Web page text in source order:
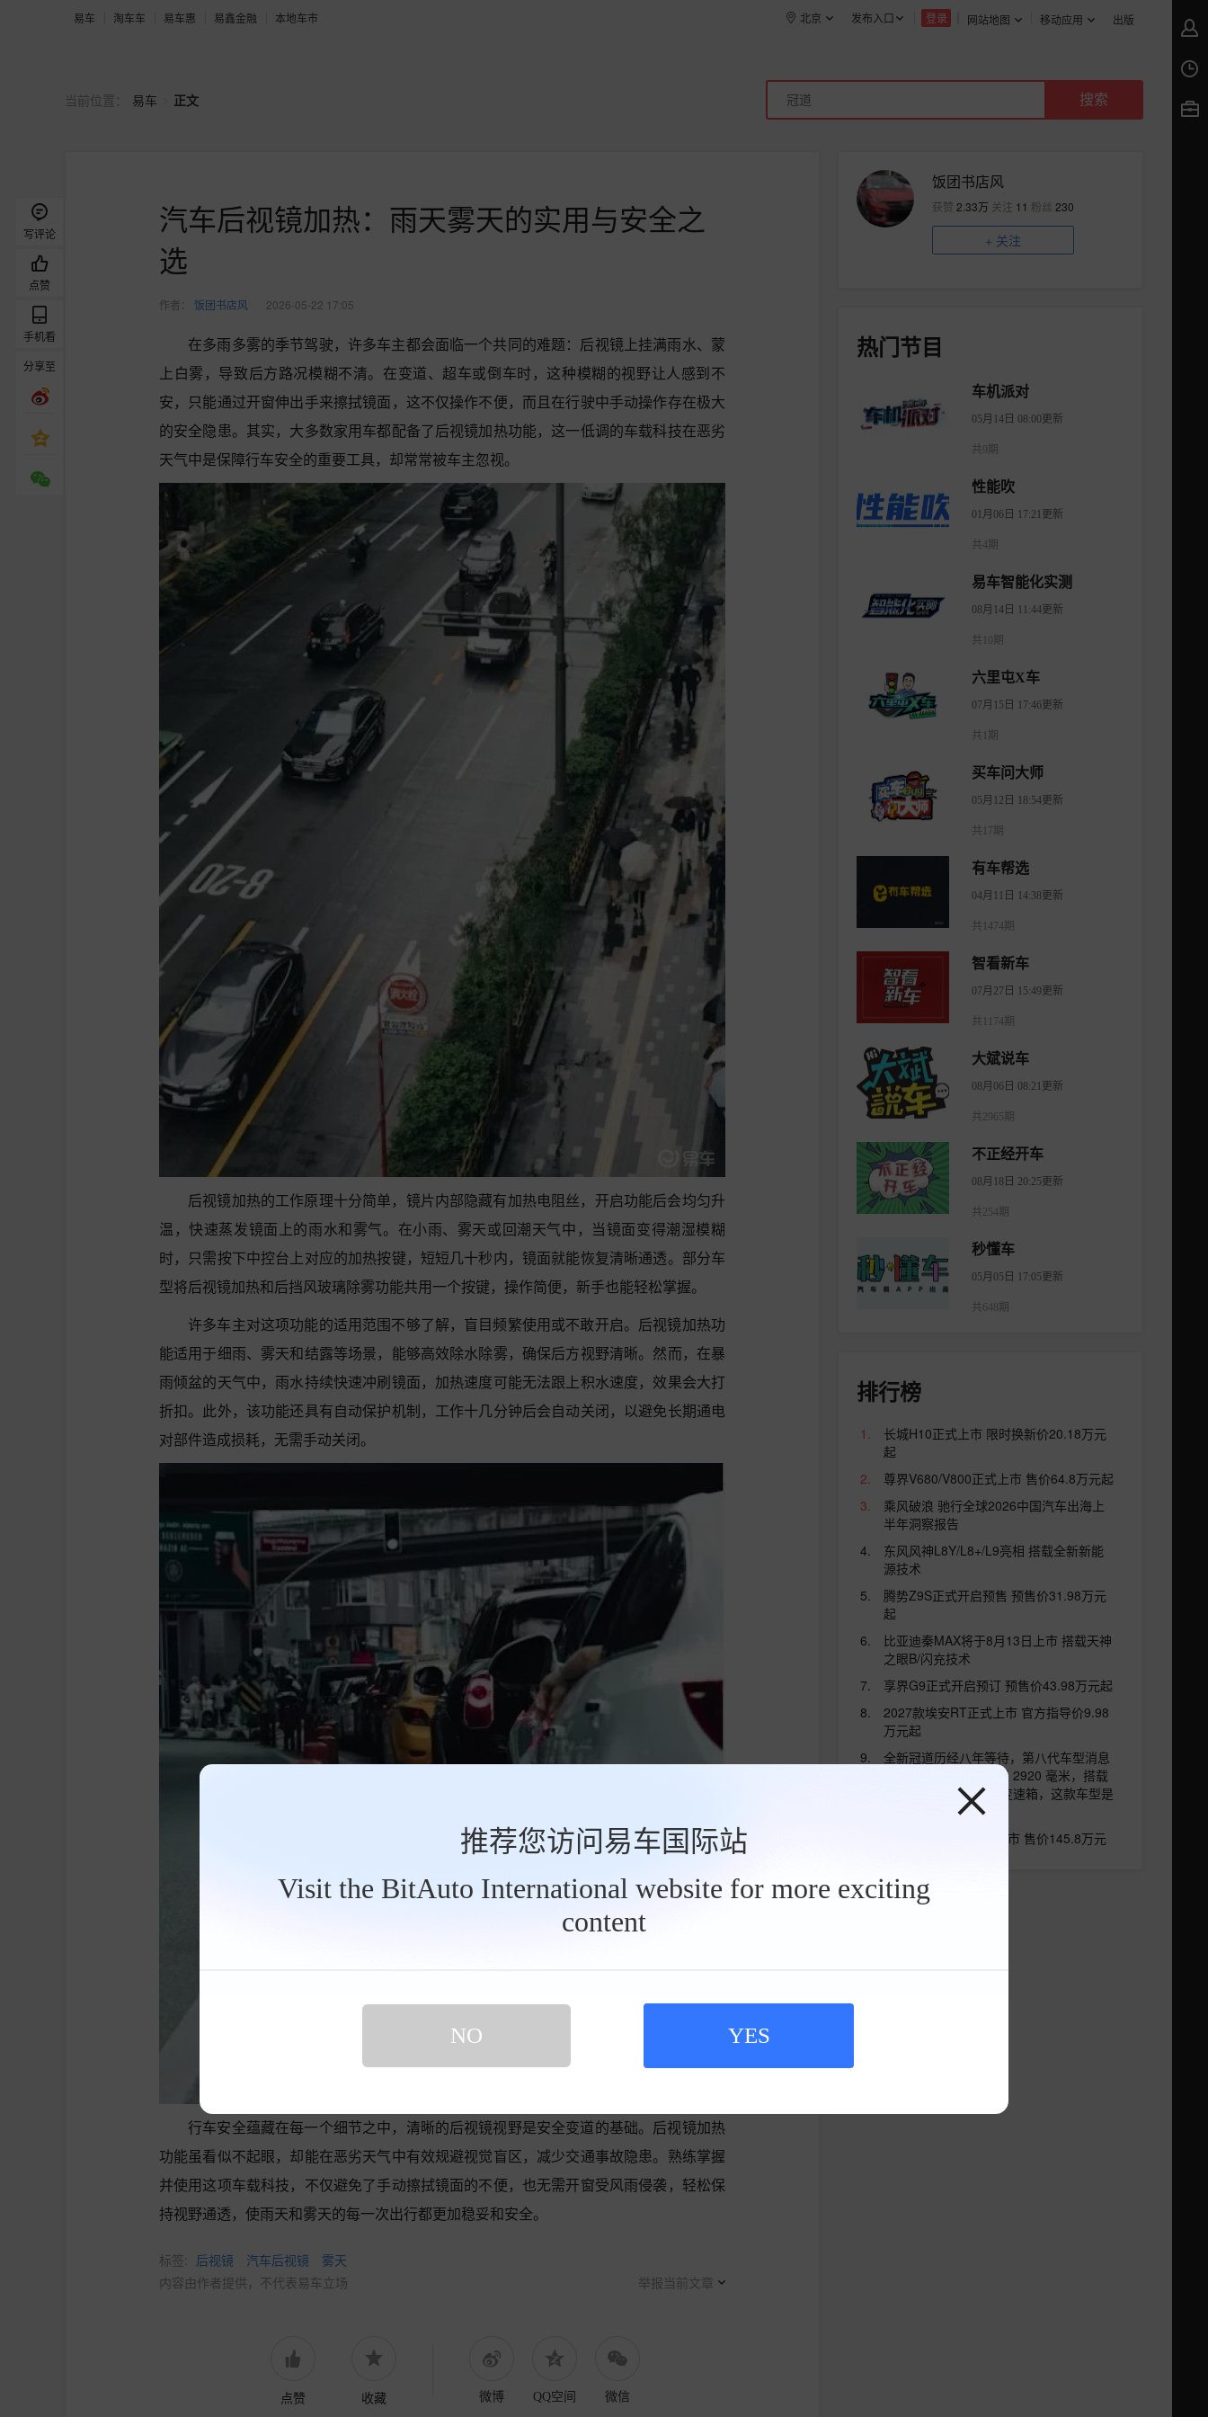
易车 淘车车 易车惠 易鑫金融 本地车市 网站地图 移动应用 出版
登录
发布入口
北京
推荐您访问易车国际站
Visit the BitAuto International website for more exciting
content
NO YES
当前位置： 易车 正文
写评论
点赞
手机看
分享至
汽车后视镜加热：雨天雾天的实用与安全之
选
作者： 饭团书店风 2026-05-22 17:05
在多雨多雾的季节驾驶，许多车主都会面临一个共同的难题：后视镜上挂满雨水、蒙
上白雾，导致后方路况模糊不清。在变道、超车或倒车时，这种模糊的视野让人感到不
安，只能通过开窗伸出手来擦拭镜面，这不仅操作不便，而且在行驶中手动操作存在极大
的安全隐患。其实，大多数家用车都配备了后视镜加热功能，这一低调的车载科技在恶劣
天气中是保障行车安全的重要工具，却常常被车主忽视。
后视镜加热的工作原理十分简单，镜片内部隐藏有加热电阻丝，开启功能后会均匀升
温，快速蒸发镜面上的雨水和雾气。在小雨、雾天或回潮天气中，当镜面变得潮湿模糊
时，只需按下中控台上对应的加热按键，短短几十秒内，镜面就能恢复清晰通透。部分车
型将后视镜加热和后挡风玻璃除雾功能共用一个按键，操作简便，新手也能轻松掌握。
许多车主对这项功能的适用范围不够了解，盲目频繁使用或不敢开启。后视镜加热功
能适用于细雨、雾天和结露等场景，能够高效除水除雾，确保后方视野清晰。然而，在暴
雨倾盆的天气中，雨水持续快速冲刷镜面，加热速度可能无法跟上积水速度，效果会大打
折扣。此外，该功能还具有自动保护机制，工作十几分钟后会自动关闭，以避免长期通电
对部件造成损耗，无需手动关闭。
行车安全蕴藏在每一个细节之中，清晰的后视镜视野是安全变道的基础。后视镜加热
功能虽看似不起眼，却能在恶劣天气中有效规避视觉盲区，减少交通事故隐患。熟练掌握
并使用这项车载科技，不仅避免了手动擦拭镜面的不便，也无需开窗受风雨侵袭，轻松保
持视野通透，使雨天和雾天的每一次出行都更加稳妥和安全。
标签: 后视镜 汽车后视镜
雾天
内容由作者提供，不代表易车立场
举报当前文章
点赞 收藏 微博 QQ空间 微信
饭团书店风
获赞 2.33万 关注 11 粉丝 230
+ 关注
热门节目
车机派对
05月14日 08:00更新
共9期
性能吹
01月06日 17:21更新
共4期
易车智能化实测
08月14日 11:44更新
共10期
六里屯X车
07月15日 17:46更新
共1期
买车问大师
05月12日 18:54更新
共17期
有车帮选
04月11日 14:38更新
共1474期
智看新车
07月27日 15:49更新
共1174期
大斌说车
08月06日 08:21更新
共2965期
不正经开车
08月18日 20:25更新
共254期
秒懂车
05月05日 17:05更新
共648期
排行榜
长城H10正式上市 限时换新价20.18万元
起
尊界V680/V800正式上市 售价64.8万元起
乘风破浪 驰行全球2026中国汽车出海上
半年洞察报告
东风风神L8Y/L8+/L9亮相 搭载全新新能
源技术
腾势Z9S正式开启预售 预售价31.98万元
起
比亚迪秦MAX将于8月13日上市 搭载天神
之眼B/闪充技术
享界G9正式开启预订 预售价43.98万元起
2027款埃安RT正式上市 官方指导价9.98
万元起
全新冠道历经八年等待，第八代车型消息
浮出水面，轴距扩展至 2920 毫米，搭载
2.0T 引擎匹配 10AT 变速箱，这款车型是
否依然值得关注？
仰望U8L鼎藏版正式上市 售价145.8万元